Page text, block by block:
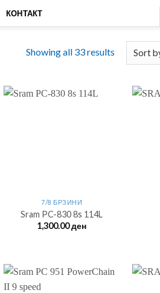
КОНТАКТ
Showing all 33 results
7/8 БРЗИНИ
Sram PC-830 8s 114L
1,300.00ден